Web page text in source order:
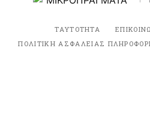
ΤΑΥΤΟΤΗΤΑ
ΠΟΛΙΤΙΚΗ ΑΣΦΑΛΕΙΑΣ